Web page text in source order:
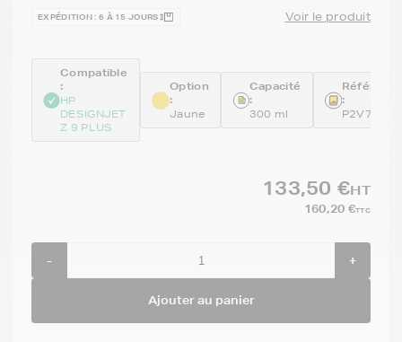
EXPÉDITION : 6 À 15 JOURS Voir le produit
Compatible
:
HP
DESIGNJET
Z 9 PLUS
Option
:
Jaune
Capacité
:
300 ml
:
P2V79A
133,50 €HT
160,20 €TTC
- +
Ajouter au panier